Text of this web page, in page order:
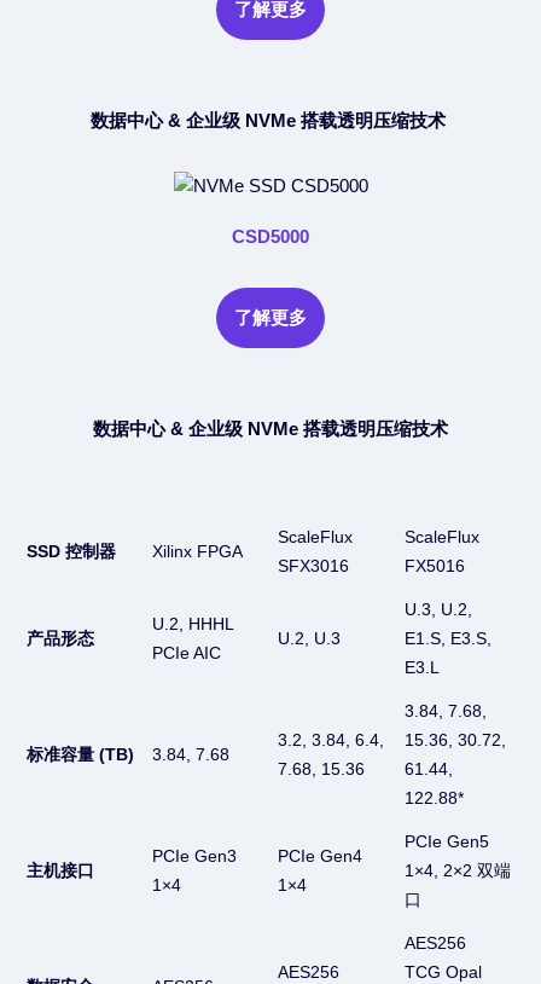
了解更多
数据中心 & 企业级 NVMe 搭载透明压缩技术
CSD5000
了解更多
数据中心 & 企业级 NVMe 搭载透明压缩技术
SSD 控制器 Xilinx FPGA
ScaleFlux
SFX3016
ScaleFlux
FX5016
产品形态
U.2, HHHL
PCIe AIC
U.2, U.3
U.3, U.2,
E1.S, E3.S,
E3.L
标准容量 (TB) 3.84, 7.68
3.2, 3.84, 6.4,
7.68, 15.36
3.84, 7.68,
15.36, 30.72,
61.44,
122.88*
主机接口
PCIe Gen3
1×4
PCIe Gen4
1×4
PCIe Gen5
1×4, 2×2 双端
口
AES256
AES256
TCG Opal